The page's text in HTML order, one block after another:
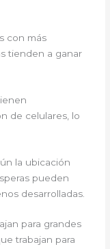
con más
tienden a ganar
de celulares, lo
la ubicación
pueden
desarrolladas.
para grandes
trabajan para